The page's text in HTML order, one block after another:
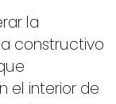
la
constructivo
el interior de